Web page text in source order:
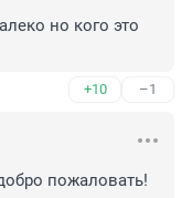
но кого это
+10 –1
пожаловать!